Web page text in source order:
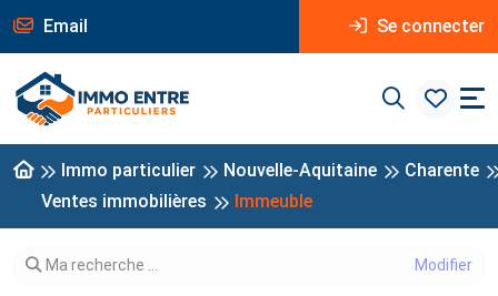
Email Se connecter
Immo particulier Nouvelle-Aquitaine
Charente
Ventes immobilières
Immeuble
Modifier votre recherche
Ma recherche ...